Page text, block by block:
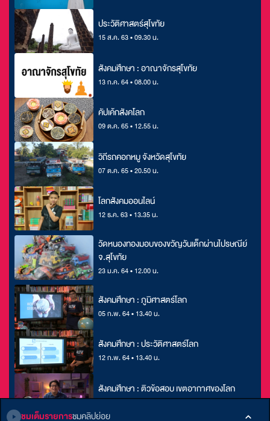
ชมเต็มรายการชมคลิปย่อย
ประวัติศาสตร์สุโขทัย
15 ส.ค. 63 • 09.30 น.
สังคมศึกษา : อาณาจักรสุโขทัย
13 ก.ค. 64 • 08.00 น.
คัปเค้กสังคโลก
09 ต.ค. 65 • 12.55 น.
วิถีรถคอกหมู จังหวัดสุโขทัย
07 ต.ค. 65 • 20.50 น.
โลกสังคมออนไลน์
12 ธ.ค. 63 • 13.35 น.
วัดหนองทองมอบของขวัญวันเด็กผ่านไปรษณีย์
จ.สุโขทัย
23 ม.ค. 64 • 12.00 น.
สังคมศึกษา : ภูมิศาสตร์โลก
05 ก.พ. 64 • 13.40 น.
สังคมศึกษา : ประวัติศาสตร์โลก
12 ก.พ. 64 • 13.40 น.
สังคมศึกษา : ติวข้อสอบ เขตอากาศของโลก
11 ส.ค. 64 • 19.30 น.